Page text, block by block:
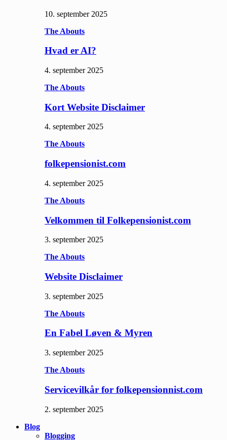
10. september 2025
The Abouts
Hvad er AI?
4. september 2025
The Abouts
Kort Website Disclaimer
4. september 2025
The Abouts
folkepensionist.com
4. september 2025
The Abouts
Velkommen til Folkepensionist.com
3. september 2025
The Abouts
Website Disclaimer
3. september 2025
The Abouts
En Fabel Løven & Myren
3. september 2025
The Abouts
Servicevilkår for folkepensionnist.com
2. september 2025
Blog
Blogging